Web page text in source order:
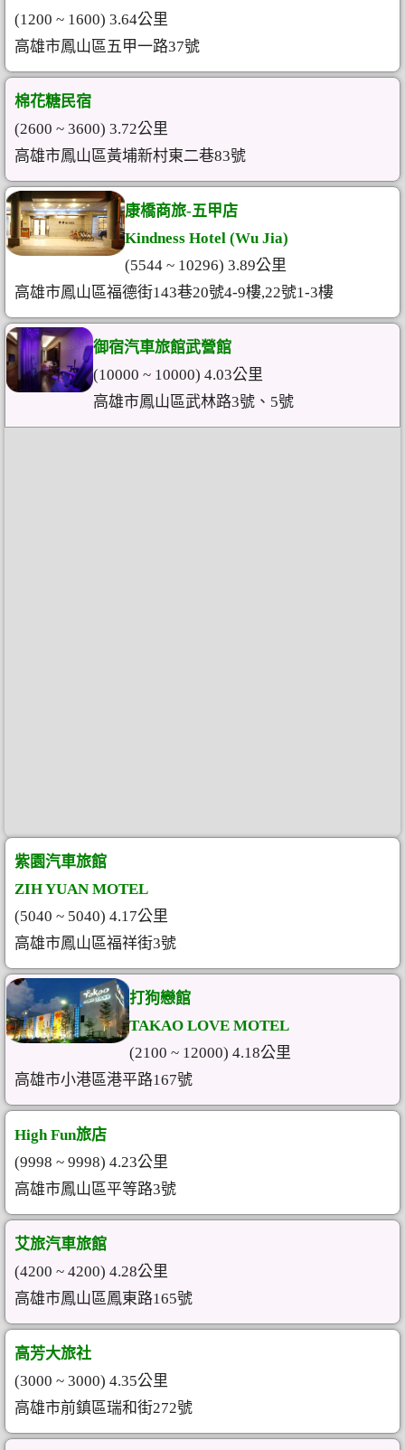
(1200 ~ 1600) 3.64公里
高雄市鳳山區五甲一路37號
棉花糖民宿
(2600 ~ 3600) 3.72公里
高雄市鳳山區黃埔新村東二巷83號
康橋商旅-五甲店
Kindness Hotel (Wu Jia)
(5544 ~ 10296) 3.89公里
高雄市鳳山區福德街143巷20號4-9樓,22號1-3樓
御宿汽車旅館武營館
(10000 ~ 10000) 4.03公里
高雄市鳳山區武林路3號、5號
紫園汽車旅館
ZIH YUAN MOTEL
(5040 ~ 5040) 4.17公里
高雄市鳳山區福祥街3號
打狗戀館
TAKAO LOVE MOTEL
(2100 ~ 12000) 4.18公里
高雄市小港區港平路167號
High Fun旅店
(9998 ~ 9998) 4.23公里
高雄市鳳山區平等路3號
艾旅汽車旅館
(4200 ~ 4200) 4.28公里
高雄市鳳山區鳳東路165號
高芳大旅社
(3000 ~ 3000) 4.35公里
高雄市前鎮區瑞和街272號